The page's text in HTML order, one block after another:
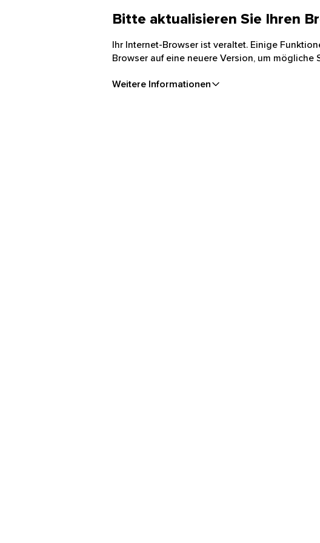
Bitte aktualisieren Sie Ihren
Ihr Internet-Browser ist veraltet. Einige
Browser auf eine neuere Version, um mögliche
Weitere Informationen